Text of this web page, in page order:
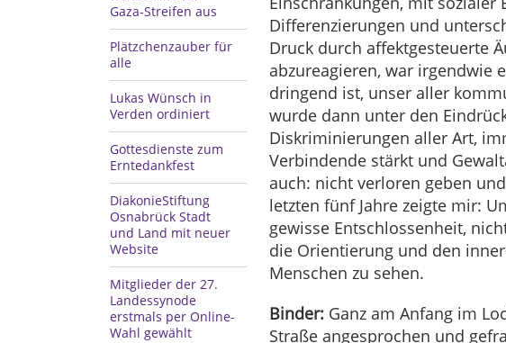
Gaza-Streifen aus
Plätzchenzauber für
alle
Lukas Wünsch in
Verden ordiniert
Gottesdienste zum
Erntedankfest
DiakonieStiftung
Osnabrück Stadt
und Land mit neuer
Website
Mitglieder der 27.
Landessynode
erstmals per Online-
Wahl gewählt
Differenzierungen und
Druck durch affektgesteuerte
abzureagieren, war irgendwie
dringend ist, unser aller
wurde dann unter den
Diskriminierungen aller Art,
Verbindende stärkt und
auch: nicht verloren geben
letzten fünf Jahre zeigte mir:
gewisse Entschlossenheit,
die Orientierung und den
Menschen zu sehen.
Binder:Ganz am Anfang im
Straße angesprochen und